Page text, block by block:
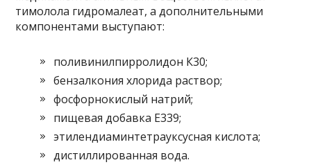
тимолола гидромалеат, а дополнительными
компонентами выступают:
поливинилпирролидон К30;
бензалкония хлорида раствор;
фосфорнокислый натрий;
пищевая добавка Е339;
этилендиаминтетрауксусная кислота;
дистиллированная вода.